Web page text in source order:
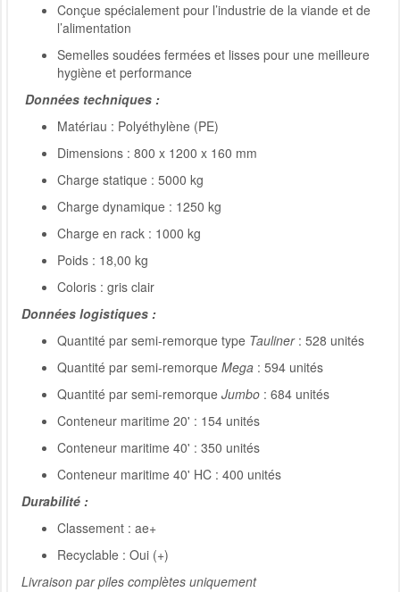
Conçue spécialement pour l’industrie de la viande et de
l’alimentation
Semelles soudées fermées et lisses pour une meilleure
hygiène et performance
Données techniques :
Matériau : Polyéthylène (PE)
Dimensions : 800 x 1200 x 160 mm
Charge statique : 5000 kg
Charge dynamique : 1250 kg
Charge en rack : 1000 kg
Poids : 18,00 kg
Coloris : gris clair
Données logistiques :
Quantité par semi-remorque type Tauliner: 528 unités
Quantité par semi-remorque Mega : 594 unités
Quantité par semi-remorque Jumbo : 684 unités
Conteneur maritime 20' : 154 unités
Conteneur maritime 40' : 350 unités
Conteneur maritime 40' HC : 400 unités
Durabilité :
Classement : ae+
Recyclable : Oui (+)
Livraison par piles complètes uniquement